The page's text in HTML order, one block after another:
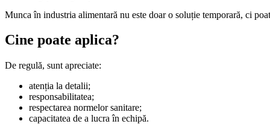
Munca în industria alimentară nu este doar o soluție temporară, ci
Cine poate aplica?
De regulă, sunt apreciate:
atenția la detalii;
responsabilitatea;
respectarea normelor sanitare;
capacitatea de a lucra în echipă.